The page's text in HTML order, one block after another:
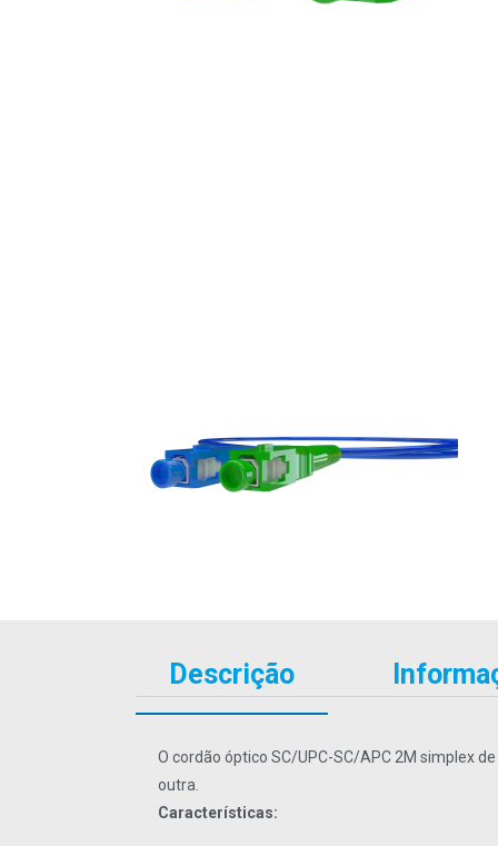
Descrição
O cordão óptico SC/UPC-SC/APC 2M simplex
outra.
Características: